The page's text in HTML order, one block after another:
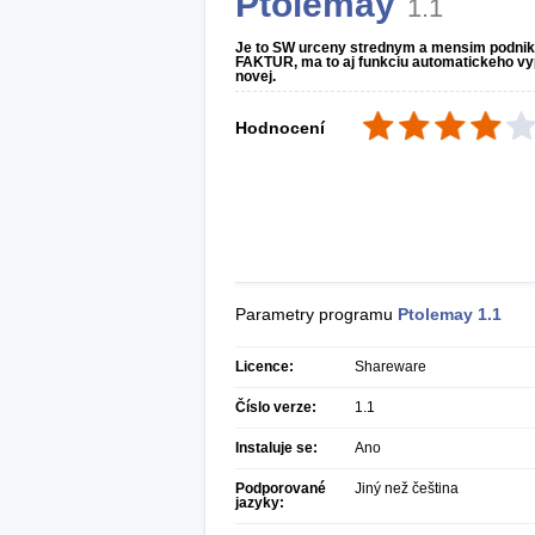
1.1
Je to SW urceny strednym a mensim
FAKTUR, ma to aj funkciu automatickeho
novej.
Hodnocení
Parametry programu Ptolemay 1.1
Licence: Shareware
Číslo verze: 1.1
Instaluje se: Ano
Podporované
jazyky:
Jiný než čeština